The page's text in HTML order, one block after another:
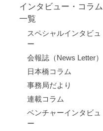
インタビュー・コラム
一覧
スペシャルインタビュ
ー
会報誌（News Letter）
日本橋コラム
事務局だより
連載コラム
ベンチャーインタビュ
ー